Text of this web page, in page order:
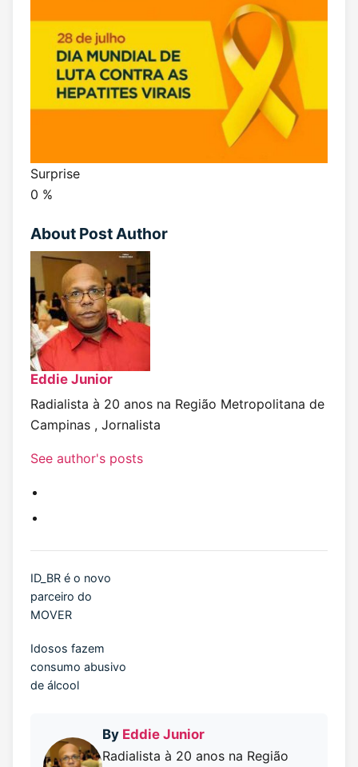
Surprise
0 %
About Post Author
Eddie Junior
Radialista à 20 anos na Região Metropolitana de
Campinas , Jornalista
See author's posts
ID_BR é o novo
parceiro do
MOVER
Idosos fazem
consumo abusivo
de álcool
By Eddie Junior
Radialista à 20 anos na Região